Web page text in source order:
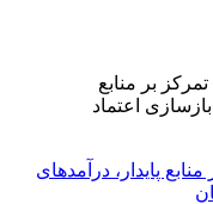
پایدار، درآمدهای